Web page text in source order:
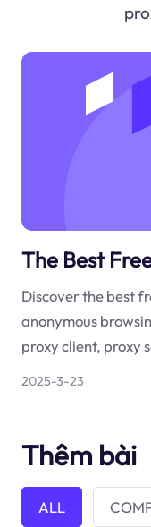
The Best
Discover the best
anonymous
proxy client, proxy
2025-3-23
Thêm bài
ALL